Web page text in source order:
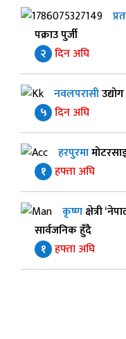
पक्राउ पुर्जी
२ दिन अघि
नवलपरासी
५ दिन अघि
हरपुरमा
१ हफ्ता अघि
कृष्णक्षेत्री
सार्वजनिक हुँदै
१ हफ्ता अघि